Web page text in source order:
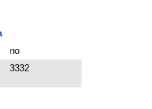
no
3332